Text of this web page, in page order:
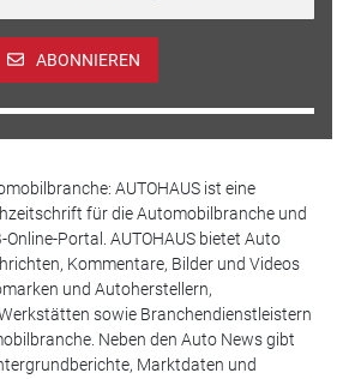
ABONNIEREN
AUTOHAUS ist eine
für die Automobilbranche und
Portal. AUTOHAUS bietet Auto
Kommentare, Bilder und Videos
und Autoherstellern,
sowie Branchendienstleistern
Neben den Auto News gibt
Marktdaten und